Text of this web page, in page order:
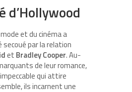
d’Hollywood
et du cinéma a
par la relation
et Bradley Cooper. Au-
de leur romance,
qui attire
ils incarnent une